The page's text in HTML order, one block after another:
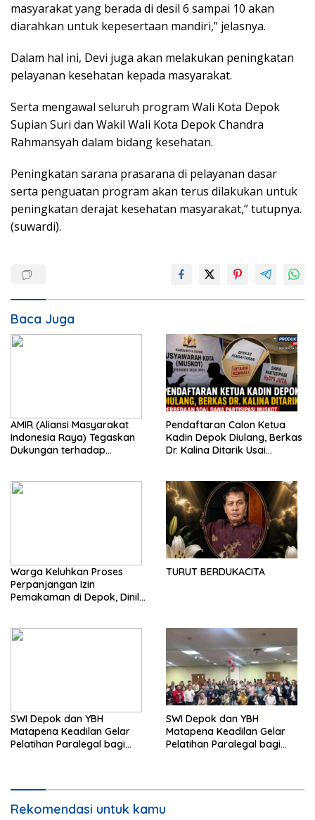
masyarakat yang berada di desil 6 sampai 10 akan
diarahkan untuk kepesertaan mandiri,” jelasnya.
Dalam hal ini, Devi juga akan melakukan peningkatan
pelayanan kesehatan kepada masyarakat.
Serta mengawal seluruh program Wali Kota Depok
Supian Suri dan Wakil Wali Kota Depok Chandra
Rahmansyah dalam bidang kesehatan.
Peningkatan sarana prasarana di pelayanan dasar
serta penguatan program akan terus dilakukan untuk
peningkatan derajat kesehatan masyarakat,” tutupnya.
(suwardi).
Baca Juga
AMIR (Aliansi Masyarakat
Indonesia Raya) Tegaskan
Dukungan terhadap
Pendaftaran Calon Ketua
Kadin Depok Diulang, Berkas
Dr. Kalina Ditarik Usai
Warga Keluhkan Proses
Perpanjangan Izin
Pemakaman di Depok, Dinilai
TURUT BERDUKACITA
SWI Depok dan YBH
Matapena Keadilan Gelar
Pelatihan Paralegal bagi
SWI Depok dan YBH
Matapena Keadilan Gelar
Pelatihan Paralegal bagi
Rekomendasi untuk kamu